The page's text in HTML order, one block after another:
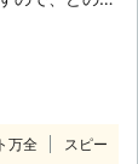
掛けソファ
ド（収納な
より異な
ております。
も迅速に対応
電話を受け付
朝でもお客
万全
スピー